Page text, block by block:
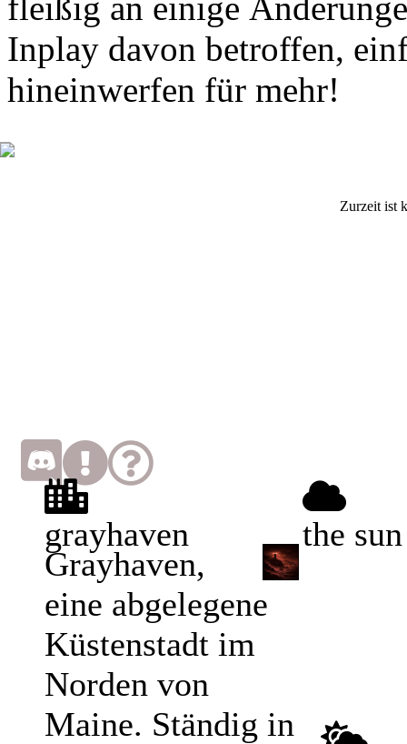
Inplay davon betroffen,
hineinwerfen für mehr!
Zurzeit ist
grayhaven the
Grayhaven,
eine abgelegene
Küstenstadt im
Norden von
Maine. Ständig in